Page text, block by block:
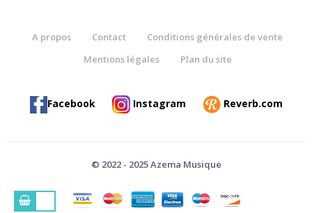
A propos Contact
Conditions générales de vente
Mentions légales
Plan du site
Facebook Instagram Reverb.com
© 2022 - 2025 Azema Musique